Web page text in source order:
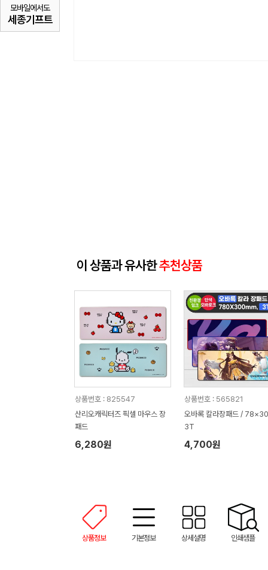
모바일에서도
세종기프트
이 상품과 유사한추천상품
상품번호 : 825547
산리오캐릭터즈 픽셀 마우스 장
패드
6,280원
상품번호 : 565821
오바록 칼라장패드 /
3T
4,700원
상품정보 기본정보 상세설명 인쇄샘플